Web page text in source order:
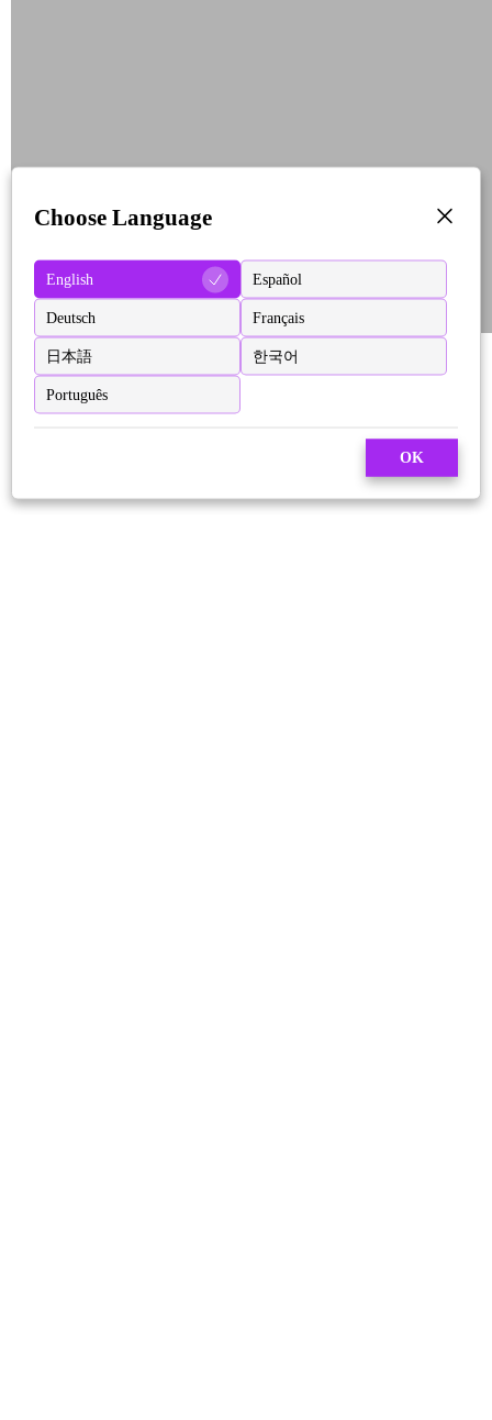
Choose Language
English Español
Deutsch Français
日本語 한국어
Português
OK